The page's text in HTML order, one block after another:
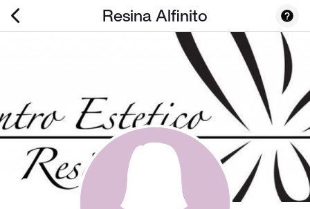
Resina Alfinito